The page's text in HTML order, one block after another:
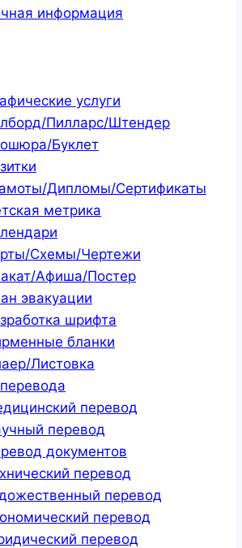
информация
услуги
Пилларс/Штендер
Буклет
Дипломы/Сертификаты
метрика
Схемы/Чертежи
Афиша/Постер
эвакуации
шрифта
бланки
Листовка
перевод
перевод
документов
перевод
перевод
перевод
перевод